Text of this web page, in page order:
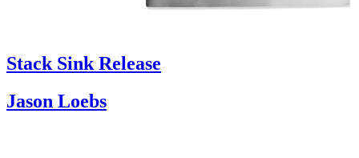
Stack Sink Release
Jason Loebs